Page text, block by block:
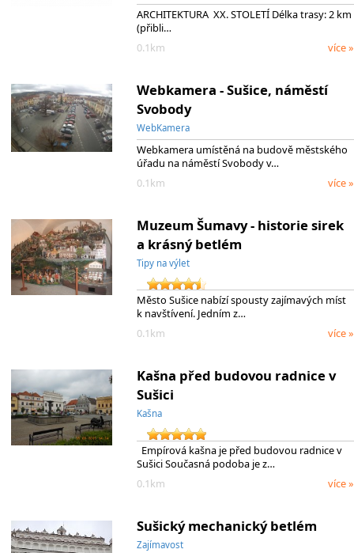
ARCHITEKTURA XX. STOLETÍ Délka trasy: 2 km
(přibli…
0.1km
více »
Webkamera - Sušice, náměstí
Svobody
WebKamera
Webkamera umístěná na budově městského
úřadu na náměstí Svobody v…
0.1km
více »
Muzeum Šumavy - historie sirek
a krásný betlém
Tipy na výlet
Město Sušice nabízí spousty zajímavých míst
k navštívení. Jedním z…
0.1km
více »
Kašna před budovou radnice v
Sušici
Kašna
Empírová kašna je před budovou radnice v
Sušici Současná podoba je z…
0.1km
více »
Sušický mechanický betlém
Zajímavost